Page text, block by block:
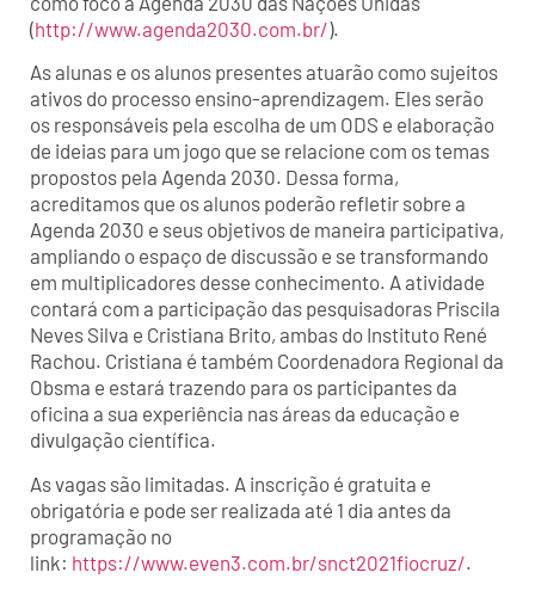
(http://www.agenda2030.com.br/).
As alunas e os alunos presentes atuarão como sujeitos
ativos do processo ensino-aprendizagem. Eles serão
os responsáveis pela escolha de um ODS e elaboração
de ideias para um jogo que se relacione com os temas
propostos pela Agenda 2030. Dessa forma,
acreditamos que os alunos poderão refletir sobre a
Agenda 2030 e seus objetivos de maneira participativa,
ampliando o espaço de discussão e se transformando
em multiplicadores desse conhecimento. A atividade
contará com a participação das pesquisadoras Priscila
Neves Silva e Cristiana Brito, ambas do Instituto René
Rachou. Cristiana é também Coordenadora Regional da
Obsma e estará trazendo para os participantes da
oficina a sua experiência nas áreas da educação e
divulgação científica.
As vagas são limitadas. A inscrição é gratuita e
obrigatória e pode ser realizada até 1 dia antes da
programação no
link: https://www.even3.com.br/snct2021fiocruz/.